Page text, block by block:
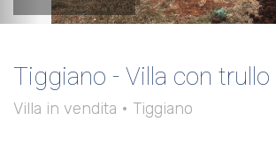
Tiggiano - Villa con
Villa in vendita • Tiggiano